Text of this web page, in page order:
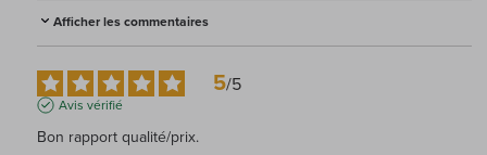
Afficher les commentaires
5/5
Avis vérifié
Bon rapport qualité/prix.